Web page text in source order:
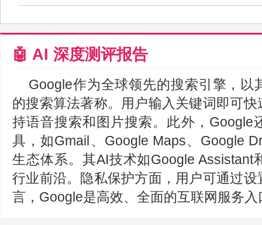
🤖 AI 深度测评报告
Google作为全球领先的搜索引擎，以
的搜索算法著称。用户输入关键词即可
持语音搜索和图片搜索。此外，Google
具，如Gmail、Google Maps、Google
生态体系。其AI技术如Google Assistant
行业前沿。隐私保护方面，用户可通过
言，Google是高效、全面的互联网服务入